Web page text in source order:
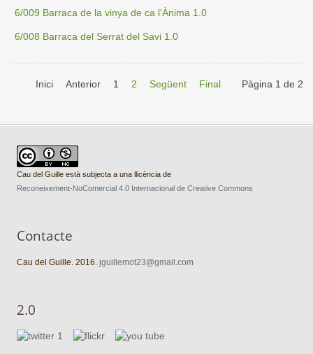
6/009 Barraca de la vinya de ca l'Ànima 1.0
6/008 Barraca del Serrat del Savi 1.0
Pàgina 1 de 2
Inici Anterior 1 2 Següent Final
Cau del Guille està subjecta a una llicència de
Reconeixement-NoComercial 4.0 Internacional de Creative Commons
Contacte
Cau del Guille. 2016.jguillemot23@gmail.com
2.0